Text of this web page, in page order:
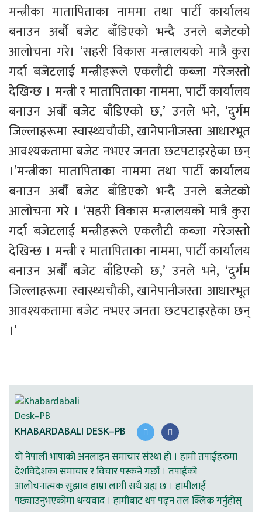
मन्त्रीका मातापिताका नाममा तथा पार्टी कार्यालय
बनाउन अर्बौं बजेट बाँडिएको भन्दै उनले बजेटको
आलोचना गरे। ‘सहरी विकास मन्त्रालयको मात्रै कुरा
गर्दा बजेटलाई मन्त्रीहरूले एकलौटी कब्जा गरेजस्तो
देखिन्छ । मन्त्री र मातापिताका नाममा, पार्टी कार्यालय
बनाउन अर्बौं बजेट बाँडिएको छ,’ उनले भने, ‘दुर्गम
जिल्लाहरूमा स्वास्थ्यचौकी, खानेपानीजस्ता आधारभूत
आवश्यकतामा बजेट नभएर जनता छटपटाइरहेका छन्
।’मन्त्रीका मातापिताका नाममा तथा पार्टी कार्यालय
बनाउन अर्बौं बजेट बाँडिएको भन्दै उनले बजेटको
आलोचना गरे । ‘सहरी विकास मन्त्रालयको मात्रै कुरा
गर्दा बजेटलाई मन्त्रीहरूले एकलौटी कब्जा गरेजस्तो
देखिन्छ । मन्त्री र मातापिताका नाममा, पार्टी कार्यालय
बनाउन अर्बौं बजेट बाँडिएको छ,’ उनले भने, ‘दुर्गम
जिल्लाहरूमा स्वास्थ्यचौकी, खानेपानीजस्ता आधारभूत
आवश्यकतामा बजेट नभएर जनता छटपटाइरहेका छन्
।’
KHABARDABALI DESK–PB
यो नेपाली भाषाको अनलाइन समाचार संस्था हो । हामी तपाईहरुमा
देशविदेशका समाचार र विचार पस्कने गर्छौ । तपाईको
आलोचनात्मक सुझाव हाम्रा लागी सधै ग्रह्य छ । हामीलाई
पछ्याउनुभएकोमा धन्यवाद । हामीबाट थप पढ्न तल क्लिक गर्नुहोस्